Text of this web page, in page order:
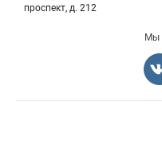
проспект, д. 212
Мы